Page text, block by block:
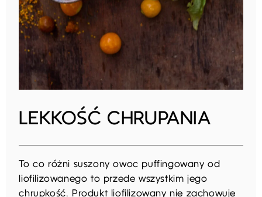
LEKKOŚĆ CHRUPANIA
To co różni suszony owoc puffingowany od
liofilizowanego to przede wszystkim jego
chrupkość. Produkt liofilizowany nie zachowuje